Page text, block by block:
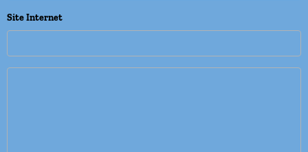
Site Internet